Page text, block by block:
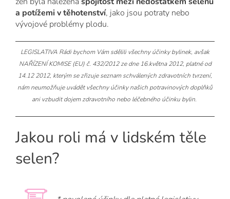
a potížemi v těhotenství, jako jsou potraty nebo
vývojové problémy plodu.
LEGISLATIVA Rádi bychom Vám sdělili všechny účinky bylinek, avšak
NAŘÍZENÍ KOMISE (EU) č. 432/2012 ze dne 16.května 2012, platné od
14.12 2012, kterým se zřizuje seznam schválených zdravotních tvrzení,
nám neumožňuje uvádět všechny účinky našich potravinových doplňků
ani vzbudit dojem zdravotního nebo léčebného účinku bylin.
Jakou roli má v lidském těle
selen?